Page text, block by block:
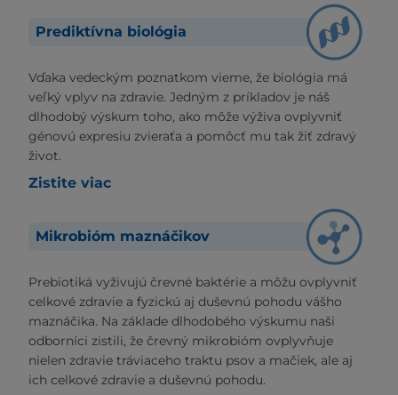
Prediktívna biológia
Vďaka vedeckým poznatkom vieme, že biológia má
veľký vplyv na zdravie. Jedným z príkladov je náš
dlhodobý výskum toho, ako môže výživa ovplyvniť
génovú expresiu zvieraťa a pomôcť mu tak žiť zdravý
život.
Zistite viac
Mikrobióm maznáčikov
Prebiotiká vyživujú črevné baktérie a môžu ovplyvniť
celkové zdravie a fyzickú aj duševnú pohodu vášho
maznáčika. Na základe dlhodobého výskumu naši
odborníci zistili, že črevný mikrobióm ovplyvňuje
nielen zdravie tráviaceho traktu psov a mačiek, ale aj
ich celkové zdravie a duševnú pohodu.